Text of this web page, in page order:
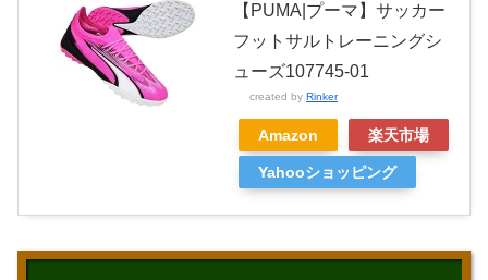
【PUMA|プーマ】サッカー
フットサルトレーニングシ
ューズ107745-01
created by Rinker
Amazon 楽天市場
Yahooショッピング